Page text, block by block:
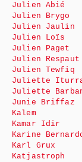
Julien Abié
Julien Brygo
Julien Jaulin
Julien Loïs
Julien Paget
Julien Respaut
Julien Tewfiq
Juliette
Juliette
Junie Briffaz
Kalem
Kamar Idir
Karine
Karl Grux
Katjastroph